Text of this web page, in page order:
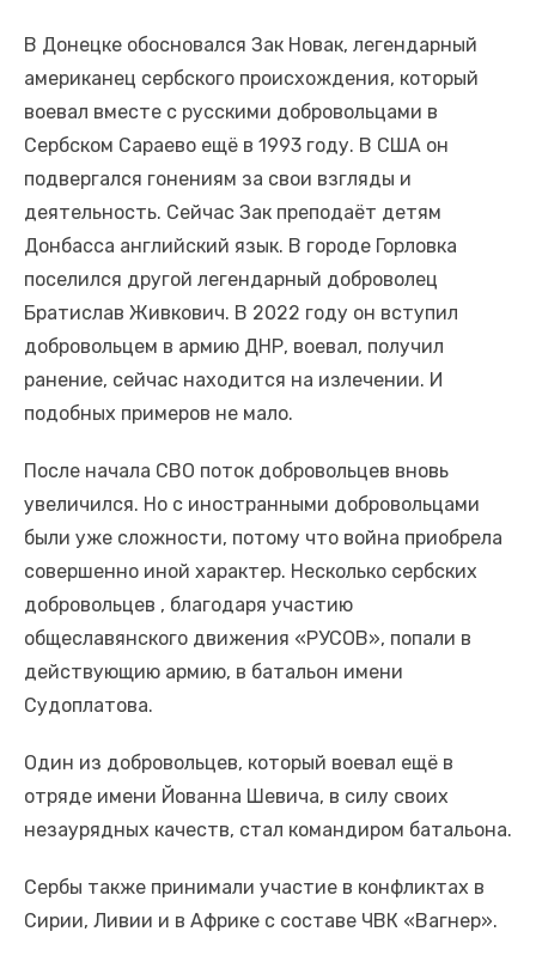
В Донецке обосновался Зак Новак, легендарный
американец сербского происхождения, который
воевал вместе с русскими добровольцами в
Сербском Сараево ещё в 1993 году. В США он
подвергался гонениям за свои взгляды и
деятельность. Сейчас Зак преподаёт детям
Донбасса английский язык. В городе Горловка
поселился другой легендарный доброволец
Братислав Живкович. В 2022 году он вступил
добровольцем в армию ДНР, воевал, получил
ранение, сейчас находится на излечении. И
подобных примеров не мало.
После начала СВО поток добровольцев вновь
увеличился. Но с иностранными добровольцами
были уже сложности, потому что война приобрела
совершенно иной характер. Несколько сербских
добровольцев , благодаря участию
общеславянского движения «РУСОВ», попали в
действующию армию, в батальон имени
Судоплатова.
Один из добровольцев, который воевал ещё в
отряде имени Йованна Шевича, в силу своих
незаурядных качеств, стал командиром батальона.
Сербы также принимали участие в конфликтах в
Сирии, Ливии и в Африке с составе ЧВК «Вагнер».